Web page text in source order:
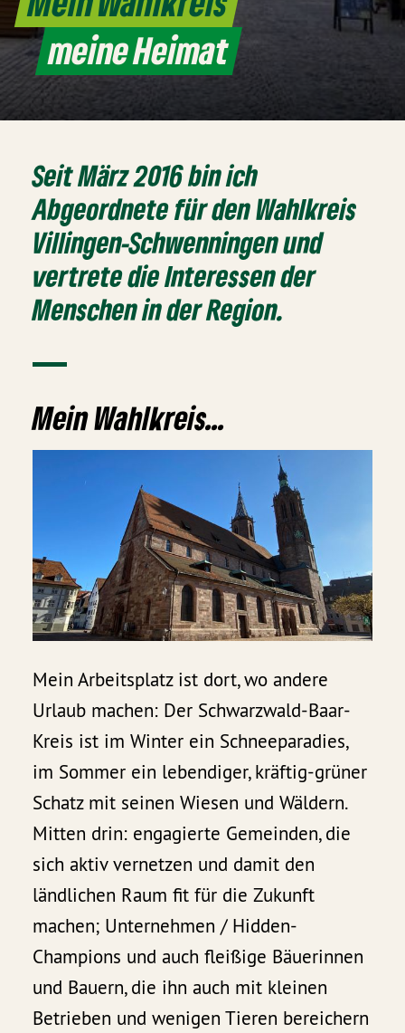
meine Heimat
Seit März 2016 bin ich
Abgeordnete für denWahlkreis
Villingen-Schwenningenund
vertrete die Interessen der
Menschen in der Region.
Mein Wahlkreis...
Mein Arbeitsplatz ist dort, wo andere
Urlaub machen: Der Schwarzwald-Baar-
Kreis ist im Winter ein Schneeparadies,
im Sommer ein lebendiger, kräftig-grüner
Schatz mit seinen Wiesen und Wäldern.
Mitten drin: engagierte Gemeinden, die
sich aktiv vernetzen und damit den
ländlichen Raum fit für die Zukunft
machen; Unternehmen / Hidden-
Champions und auch fleißige Bäuerinnen
und Bauern, die ihn auch mit kleinen
Betrieben und wenigen Tieren bereichern